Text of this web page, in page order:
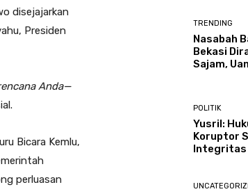
disejajarkan
Presiden
Anda—
Bicara Kemlu,
perluasan
TRENDING
Nasabah
Bekasi
Sajam,
POLITIK
Yusril:
Koruptor
Integritas